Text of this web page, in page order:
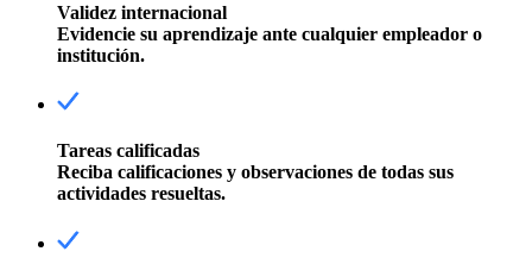
Validez internacional
Evidencie su aprendizaje ante cualquier empleador o
institución.
Tareas calificadas
Reciba calificaciones y observaciones de todas sus
actividades resueltas.